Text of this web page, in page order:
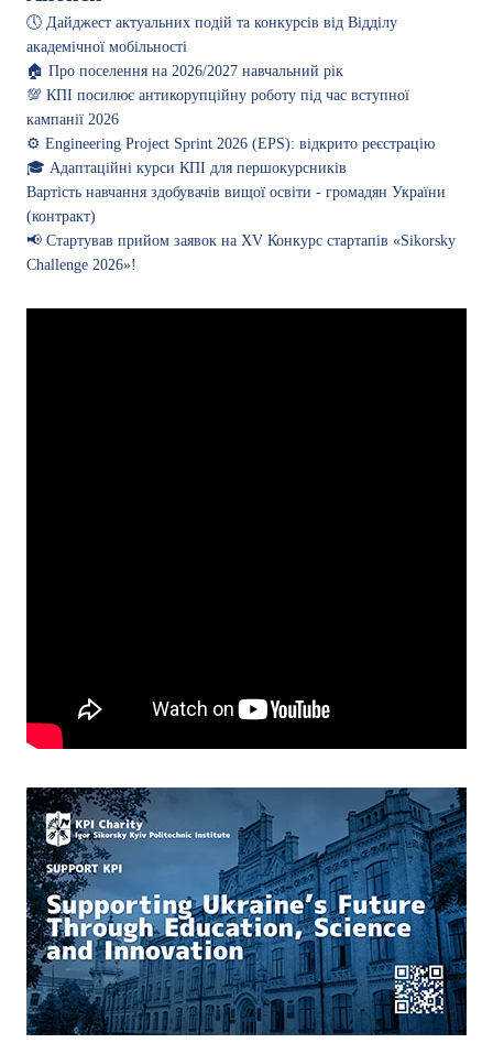
🕔 Дайджест актуальних подій та конкурсів від Відділу
академічної мобільності
🏠 Про поселення на 2026/2027 навчальний рік
💯 КПІ посилює антикорупційну роботу під час вступної
кампанії 2026
⚙️ Engineering Project Sprint 2026 (EPS): відкрито реєстрацію
🎓 Адаптаційні курси КПІ для першокурсників
Вартість навчання здобувачів вищої освіти - громадян України
(контракт)
📢 Стартував прийом заявок на XV Конкурс стартапів «Sikorsky
Challenge 2026»!